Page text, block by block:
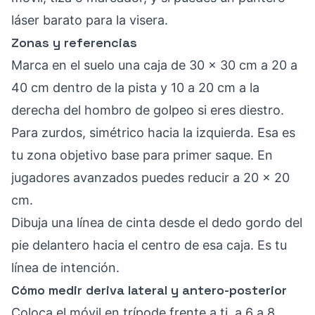
láser barato para la visera.
Zonas y referencias
Marca en el suelo una caja de 30 x 30 cm a 20 a
40 cm dentro de la pista y 10 a 20 cm a la
derecha del hombro de golpeo si eres diestro.
Para zurdos, simétrico hacia la izquierda. Esa es
tu zona objetivo base para primer saque. En
jugadores avanzados puedes reducir a 20 x 20
cm.
Dibuja una línea de cinta desde el dedo gordo del
pie delantero hacia el centro de esa caja. Es tu
línea de intención.
Cómo medir deriva lateral y antero-posterior